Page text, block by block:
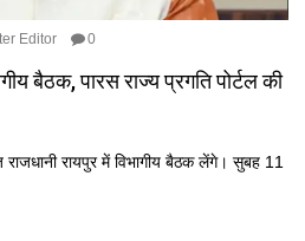
Editor 0
बैठक, पारस राज्य प्रगति पोर्टल की
रायपुर में विभागीय बैठक लेंगे। सुबह 11